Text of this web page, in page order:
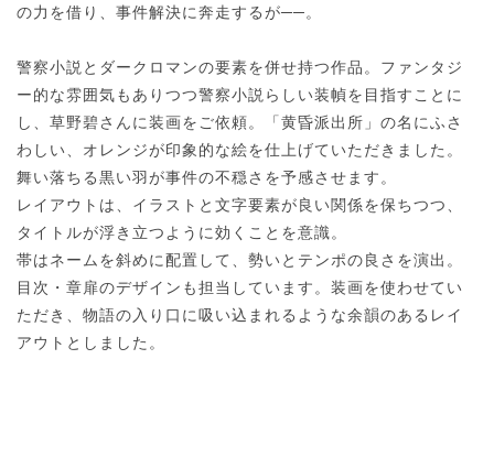
の力を借り、事件解決に奔走するが──。
警察小説とダークロマンの要素を併せ持つ作品。ファンタジ
ー的な雰囲気もありつつ警察小説らしい装幀を目指すことに
し、草野碧さんに装画をご依頼。「黄昏派出所」の名にふさ
わしい、オレンジが印象的な絵を仕上げていただきました。
舞い落ちる黒い羽が事件の不穏さを予感させます。
レイアウトは、イラストと文字要素が良い関係を保ちつつ、
タイトルが浮き立つように効くことを意識。
帯はネームを斜めに配置して、勢いとテンポの良さを演出。
目次・章扉のデザインも担当しています。装画を使わせてい
ただき、物語の入り口に吸い込まれるような余韻のあるレイ
アウトとしました。